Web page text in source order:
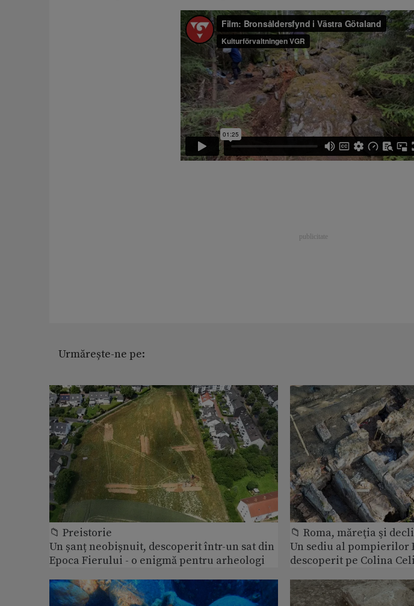
Urmărește-ne pe:
📁 Preistorie
Un șanț neobișnuit, descoperit într-un sat din
Epoca Fierului - o enigmă pentru arheologi
📁 Roma, măreţia şi
Un sediu al pompierilor
descoperit pe Colina